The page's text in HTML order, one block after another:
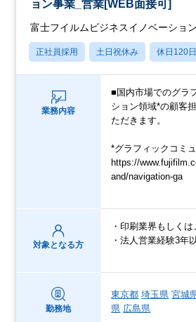
ョン事業_営業[WEB面接可]
富士フイルムビジネスイノベーショ
正社員採用 土日祝休み 休日120
業務内容
■国内市場でのグラ
ション領域*の顧客
ただきます。
*グラフィックコミ
https://
and/navigation-ga
対象となる方
・印刷業界もしく
・法人営業経験3年
勤務地
東京都 埼玉県 宮城
県 広島県